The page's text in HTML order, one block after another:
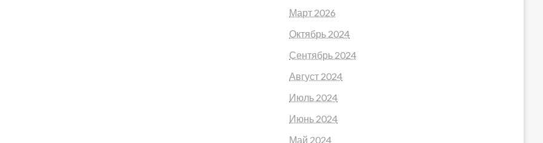
Март 2026
Октябрь 2024
Сентябрь 2024
Август 2024
Июль 2024
Июнь 2024
Май 2024